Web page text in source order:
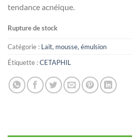
tendance acnéique.
Rupture de stock
Catégorie : Lait, mousse, émulsion
Étiquette :CETAPHIL